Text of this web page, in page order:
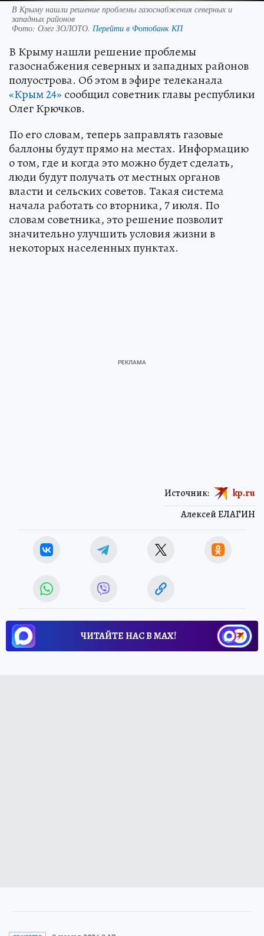
В Крыму нашли решение проблемы газоснабжения северных и
западных районов
Фото: Олег ЗОЛОТО. Перейти в Фотобанк КП
В Крыму нашли решение проблемы
газоснабжения северных и западных районов
полуострова. Об этом в эфире телеканала
«Крым 24» сообщил советник главы республики
Олег Крючков.
По его словам, теперь заправлять газовые
баллоны будут прямо на местах. Информацию
о том, где и когда это можно будет сделать,
люди будут получать от местных органов
власти и сельских советов. Такая система
начала работать со вторника, 7 июля. По
словам советника, это решение позволит
значительно улучшить условия жизни в
некоторых населенных пунктах.
Алексей ЕЛАГИН
Источник: kp.ru
ЧИТАЙТЕ НАС В МАХ!